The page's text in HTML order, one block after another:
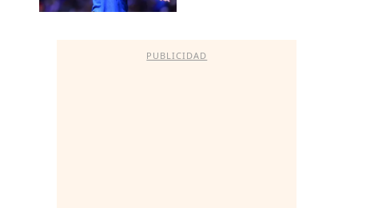
PUBLICIDAD